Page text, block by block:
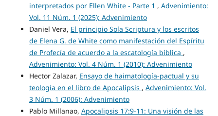
interpretados por Ellen White - Parte 1 , Advenimiento:
Vol. 11 Núm. 1 (2025): Advenimiento
Daniel Vera, El principio Sola Scriptura y los escritos
de Elena G. de White como manifestación del Espíritu
de Profecía de acuerdo a la escatología bíblica ,
Advenimiento: Vol. 4 Núm. 1 (2010): Advenimiento
Hector Zalazar, Ensayo de haimatología-pactual y su
teología en el libro de Apocalipsis , Advenimiento: Vol.
3 Núm. 1 (2006): Advenimiento
Pablo Millanao, Apocalipsis 17:9-11: Una visión de las